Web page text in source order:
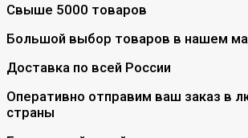
Свыше 5000 товаров
Большой выбор товаров в нашем
Доставка по всей России
Оперативно отправим ваш заказ в
страны